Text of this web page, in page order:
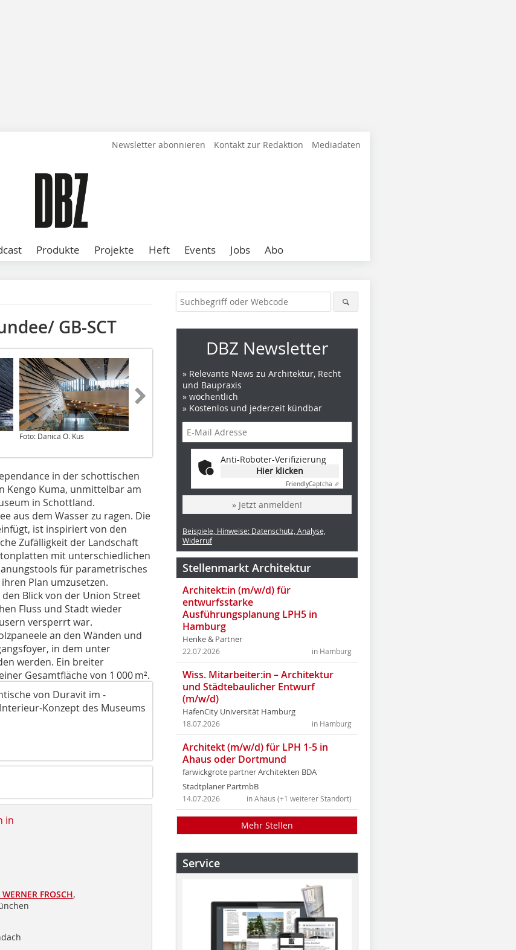
Newsletter abonnieren Kontakt zur Redaktion Mediadaten
Produkte Projekte Heft Events Jobs Abo
GB-SCT
Foto: Danica O. Kus Foto: Danica O. Kus
in der schottischen
Kengo Kuma, unmittelbar am
in Schottland.
aus dem Wasser zu ragen. Die
ist inspiriert von den
Zufälligkeit der Landschaft
mit unterschiedlichen
für parametrisches
Plan umzusetzen.
Blick von der Union Street
Fluss und Stadt wieder
versperrt war.
an den Wänden und
in dem unter
werden. Ein breiter
Gesamtfläche von 1 000 m².
von Duravit im
Konzept des Museums
in
FROSCH,
DBZ Newsletter
» Relevante News zu Architektur, Recht
und Baupraxis
» wöchentlich
» Kostenlos und jederzeit kündbar
Anti-Roboter-Verifizierung
Hier klicken
FriendlyCaptcha ⇗
» Jetzt anmelden!
Beispiele, Hinweise: Datenschutz, Analyse,
Widerruf
Stellenmarkt Architektur
Architekt:in (m/w/d) für
entwurfsstarke
Ausführungsplanung LPH5 in
Hamburg
Henke & Partner
in Hamburg
22.07.2026
Wiss. Mitarbeiter:in – Architektur
und Städtebaulicher Entwurf
(m/w/d)
HafenCity Universität Hamburg
in Hamburg
18.07.2026
Architekt (m/w/d) für LPH 1-5 in
Ahaus oder Dortmund
farwickgrote partner Architekten BDA
Stadtplaner PartmbB
in Ahaus (+1 weiterer Standort)
14.07.2026
Mehr Stellen
Service